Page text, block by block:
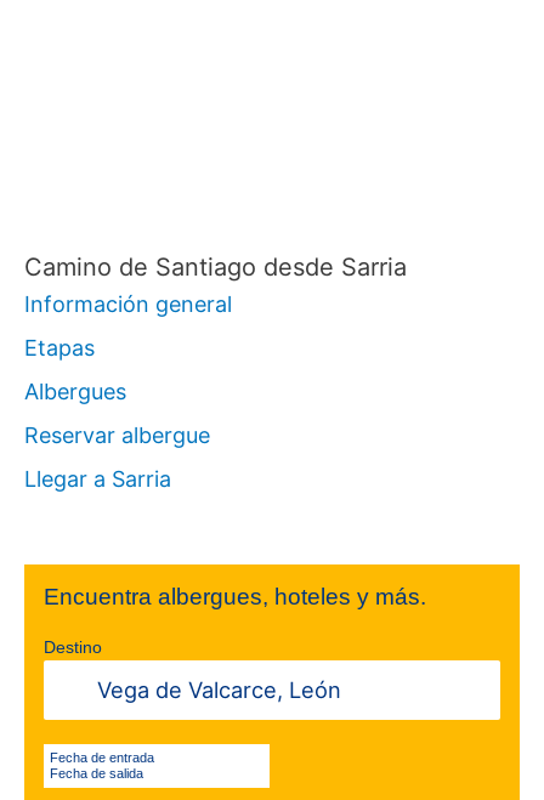
Camino de Santiago desde Sarria
Información general
Etapas
Albergues
Reservar albergue
Llegar a Sarria
Encuentra albergues, hoteles y más.
Destino
Fecha de entrada
Fecha de salida